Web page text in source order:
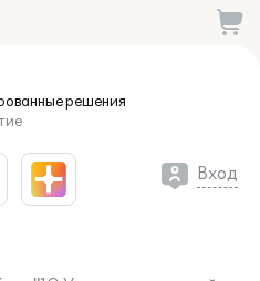
решения
Вход